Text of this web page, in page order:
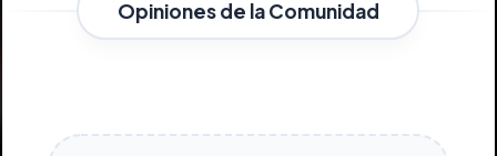
Opiniones de la Comunidad